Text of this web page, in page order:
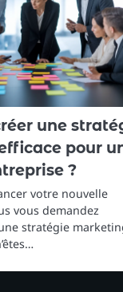
une
pour
?
votre nouvelle
vous demandez
stratégie